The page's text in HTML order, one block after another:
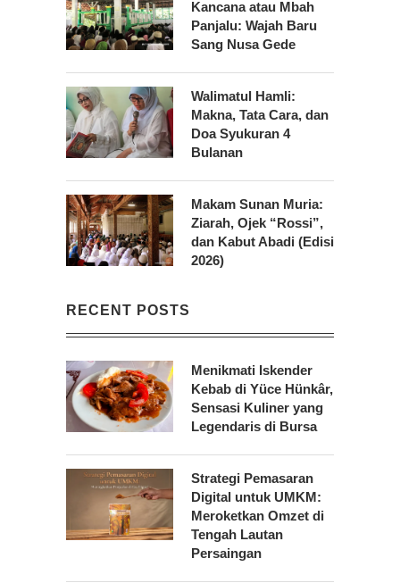
Kancana atau Mbah
Panjalu: Wajah Baru
Sang Nusa Gede
Walimatul Hamli:
Makna, Tata Cara, dan
Doa Syukuran 4
Bulanan
Makam Sunan Muria:
Ziarah, Ojek “Rossi”,
dan Kabut Abadi (Edisi
2026)
RECENT POSTS
Menikmati Iskender
Kebab di Yüce Hünkâr,
Sensasi Kuliner yang
Legendaris di Bursa
Strategi Pemasaran
Digital untuk UMKM:
Meroketkan Omzet di
Tengah Lautan
Persaingan